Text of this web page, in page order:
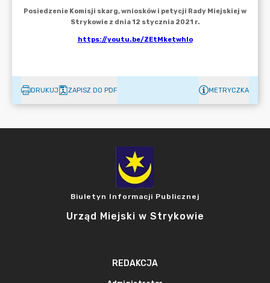
DRUKUJ ZAPISZ DO PDF METRYCZKA
Biuletyn Informacji Publicznej
Urząd Miejski w Strykowie
REDAKCJA